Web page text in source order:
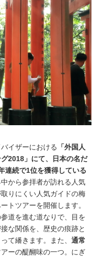
イザーにおける
「外国人
2018」 にて、日本の名だ
連続で1位を獲得している
から参拝者が訪れる人気
りにくい人気ガイドの梅
トツアーを開催します。
道を進む道なりで、目を
な関係を、歴史の痕跡と
て繙きます。また、 通常
アーの醍醐味の一つ。にぎ